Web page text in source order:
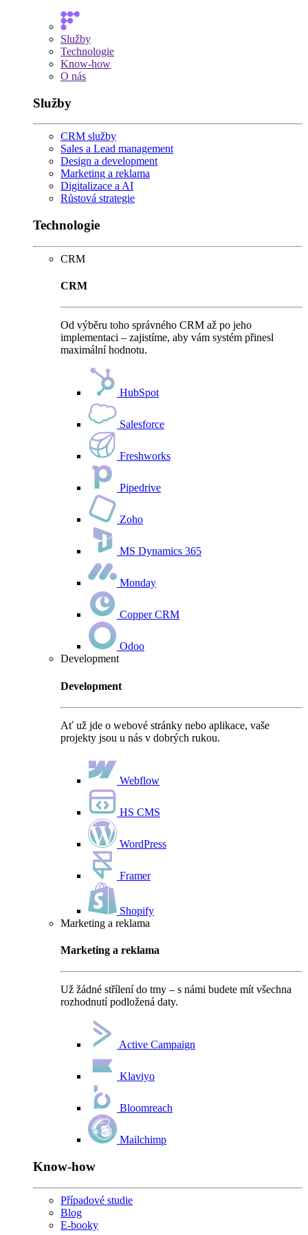
Služby
Technologie
Know-how
O nás
Služby
CRM služby
Sales a Lead management
Design a development
Marketing a reklama
Digitalizace a AI
Růstová strategie
Technologie
CRM
CRM
Od výběru toho správného CRM až po jeho
implementaci – zajistíme, aby vám systém přinesl
maximální hodnotu.
HubSpot
Salesforce
Freshworks
Pipedrive
Zoho
MS Dynamics 365
Monday
Copper CRM
Odoo
Development
Development
Ať už jde o webové stránky nebo aplikace, vaše
projekty jsou u nás v dobrých rukou.
Webflow
HS CMS
WordPress
Framer
Shopify
Marketing a reklama
Marketing a reklama
Už žádné střílení do tmy – s námi budete mít všechna
rozhodnutí podložená daty.
Active Campaign
Klaviyo
Bloomreach
Mailchimp
Know-how
Případové studie
Blog
E-booky